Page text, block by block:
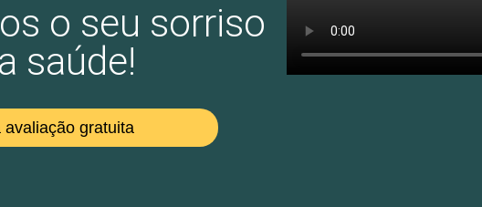
o seu sorriso
saúde!
avaliação gratuita